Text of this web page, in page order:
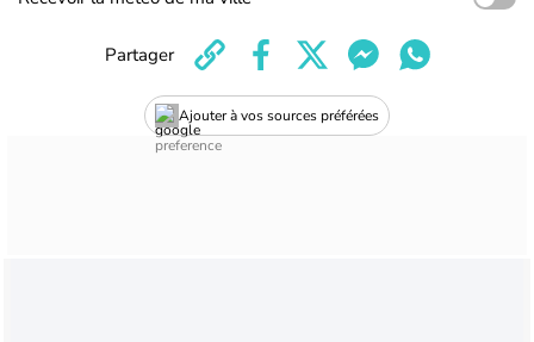
Ajouter à vos sources préférées
Partager